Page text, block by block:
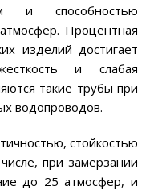
и способностью
Процентная
изделий достигает
и слабая
такие трубы при
водопроводов.
стойкостью
при замерзании
до 25 атмосфер, и